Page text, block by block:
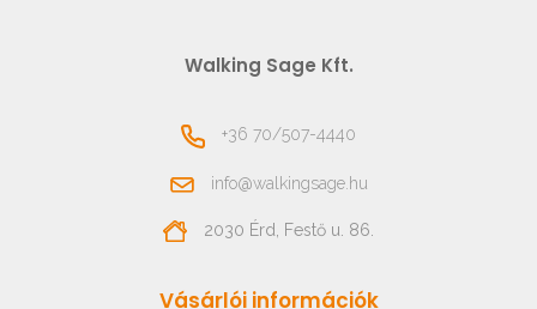
Walking Sage Kft.
+36 70/507-4440
info@walkingsage.hu
2030 Érd, Festő u. 86.
Vásárlói információk